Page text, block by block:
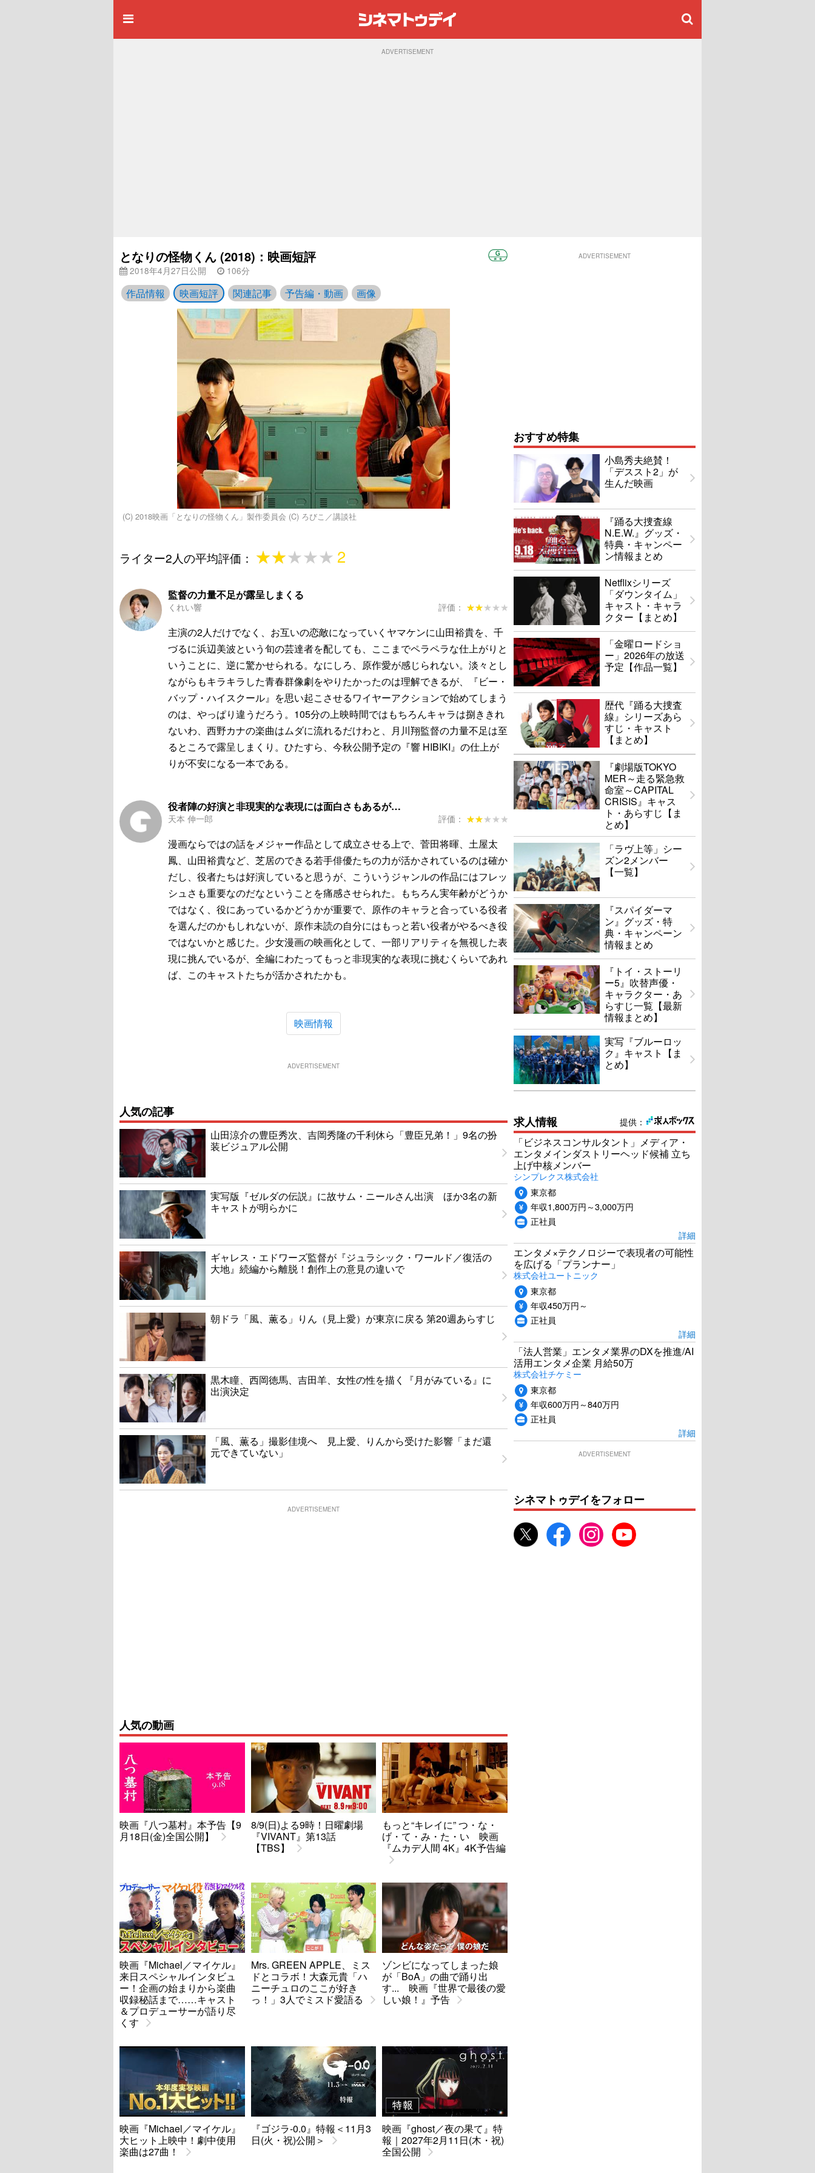
ADVERTISEMENT
となりの怪物くん (2018)：映画短評
2018年4月27日公開 106分
作品情報 映画短評 関連記事 予告編・動画 画像
(C) 2018映画「となりの怪物くん」製作委員会 (C) ろびこ／講談社
ライター2人の平均評価： ★★★★★
★★★★★ 2
監督の力量不足が露呈しまくる
くれい響 評価： ★★★★★
★★★★★
主演の2人だけでなく、お互いの恋敵になっていくヤマケンに山田裕貴を、千
づるに浜辺美波という旬の芸達者を配しても、ここまでペラペラな仕上がりと
いうことに、逆に驚かせられる。なにしろ、原作愛が感じられない。淡々とし
ながらもキラキラした青春群像劇をやりたかったのは理解できるが、『ビー・
バップ・ハイスクール』を思い起こさせるワイヤーアクションで始めてしまう
のは、やっぱり違うだろう。105分の上映時間ではもちろんキャラは捌ききれ
ないわ、西野カナの楽曲はムダに流れるだけわと、月川翔監督の力量不足は至
るところで露呈しまくり。ひたすら、今秋公開予定の『響 HIBIKI』の仕上が
りが不安になる一本である。
役者陣の好演と非現実的な表現には面白さもあるが…
天本 伸一郎 評価： ★★★★★
★★★★★
漫画ならではの話をメジャー作品として成立させる上で、菅田将暉、土屋太
鳳、山田裕貴など、芝居のできる若手俳優たちの力が活かされているのは確か
だし、役者たちは好演していると思うが、こういうジャンルの作品にはフレッ
シュさも重要なのだなということを痛感させられた。もちろん実年齢がどうか
ではなく、役にあっているかどうかが重要で、原作のキャラと合っている役者
を選んだのかもしれないが、原作未読の自分にはもっと若い役者がやるべき役
ではないかと感じた。少女漫画の映画化として、一部リアリティを無視した表
現に挑んでいるが、全編にわたってもっと非現実的な表現に挑むくらいであれ
ば、このキャストたちが活かされたかも。
映画情報
ADVERTISEMENT
人気の記事
山田涼介の豊臣秀次、吉岡秀隆の千利休ら「豊臣兄弟！」9名の扮
装ビジュアル公開
実写版『ゼルダの伝説』に故サム・ニールさん出演 ほか3名の新
キャストが明らかに
ギャレス・エドワーズ監督が『ジュラシック・ワールド／復活の
大地』続編から離脱！創作上の意見の違いで
朝ドラ「風、薫る」りん（見上愛）が東京に戻る 第20週あらすじ
黒木瞳、西岡徳馬、吉田羊、女性の性を描く『月がみている』に
出演決定
「風、薫る」撮影佳境へ 見上愛、りんから受けた影響「まだ還
元できていない」
ADVERTISEMENT
人気の動画
映画『八つ墓村』本予告【9
月18日(金)全国公開】
8/9(日)よる9時！日曜劇場
『VIVANT』第13話
【TBS】
もっと“キレイに” つ・な・
げ・て・み・た・い 映画
『ムカデ人間 4K』4K予告編
映画『Michael／マイケル』
来日スペシャルインタビュ
ー！企画の始まりから楽曲
収録秘話まで……キャスト
＆プロデューサーが語り尽
くす
Mrs. GREEN APPLE、ミス
ドとコラボ！大森元貴「ハ
ニーチュロのここが好き
っ！」3人でミスド愛語る
ゾンビになってしまった娘
が「BoA」の曲で踊り出
す... 映画『世界で最後の愛
しい娘！』予告
映画『Michael／マイケル』
大ヒット上映中！劇中使用
楽曲は27曲！
『ゴジラ-0.0』特報＜11月3
日(火・祝)公開＞
映画『ghost／夜の果て』特
報｜2027年2月11日(木・祝)
全国公開
ADVERTISEMENT
おすすめ特集
小島秀夫絶賛！
「デススト2」が
生んだ映画
『踊る大捜査線
N.E.W.』グッズ・
特典・キャンペー
ン情報まとめ
Netflixシリーズ
「ダウンタイム」
キャスト・キャラ
クター【まとめ】
「金曜ロードショ
ー」2026年の放送
予定【作品一覧】
歴代『踊る大捜査
線』シリーズあら
すじ・キャスト
【まとめ】
『劇場版TOKYO
MER～走る緊急救
命室～CAPITAL
CRISIS』キャス
ト・あらすじ【ま
とめ】
「ラヴ上等」シー
ズン2メンバー
【一覧】
『スパイダーマ
ン』グッズ・特
典・キャンペーン
情報まとめ
『トイ・ストーリ
ー5』吹替声優・
キャラクター・あ
らすじ一覧【最新
情報まとめ】
実写『ブルーロッ
ク』キャスト【ま
とめ】
提供：
求人情報
「ビジネスコンサルタント」メディア・
エンタメインダストリーヘッド候補 立ち
上げ中核メンバー
シンプレクス株式会社
東京都
年収1,800万円～3,000万円
正社員
詳細
エンタメ×テクノロジーで表現者の可能性
を広げる「プランナー」
株式会社ユートニック
東京都
年収450万円～
正社員
詳細
「法人営業」エンタメ業界のDXを推進/AI
活用エンタメ企業 月給50万
株式会社チケミー
東京都
年収600万円～840万円
正社員
詳細
ADVERTISEMENT
シネマトゥデイをフォロー